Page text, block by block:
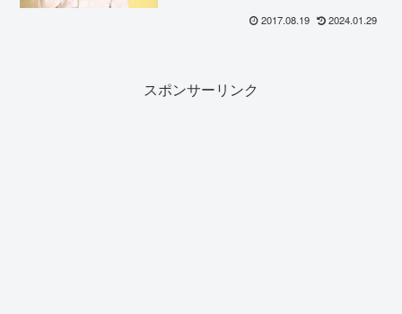
2017.08.19 2024.01.29
スポンサーリンク